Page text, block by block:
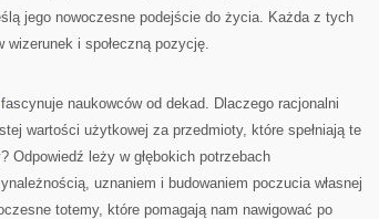
jego nowoczesne podejście do życia. Każda z tych
i społeczną pozycję.
naukowców od dekad. Dlaczego racjonalni
wartości użytkowej za przedmioty, które spełniają te
Odpowiedź leży w głębokich potrzebach
uznaniem i budowaniem poczucia własnej
totemy, które pomagają nam nawigować po